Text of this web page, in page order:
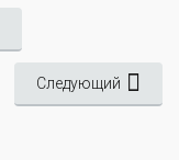
Следующий